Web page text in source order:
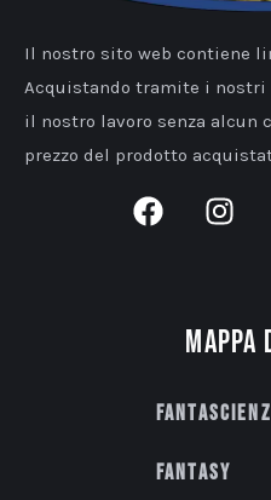
Il nostro sito web contiene
Acquistando tramite i
il nostro lavoro senza
prezzo del prodotto
Fantasy